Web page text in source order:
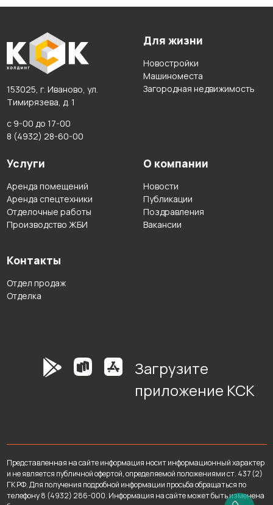
153025, г. Иваново, ул.
Тимирязева, д. 1
с 9-00 до 17-00
8 (4932) 28-60-00
Для жизни
Новостройки
Машиноместа
Загородная недвижимость
Услуги
Аренда помещений
Аренда спецтехники
Отделочные работы
Производство ЖБИ
О компании
Новости
Публикации
Поздравления
Вакансии
Контакты
Отдел продаж
Отделка
Загрузите
приложение КСК
Представленная на сайте информация носит информационный характер
и не является публичной офертой, определяемой положениями ст. 437 (2)
ГК РФ. Для получения подробной информации просьба обращаться по
телефону 8 (4932) 286-000. Информация на сайте может быть изменена